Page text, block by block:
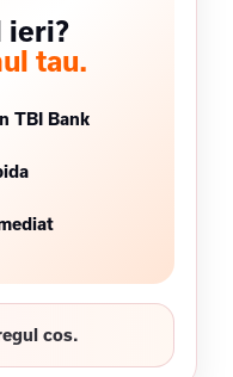
ieri?
tau.
TBI Bank
cos.